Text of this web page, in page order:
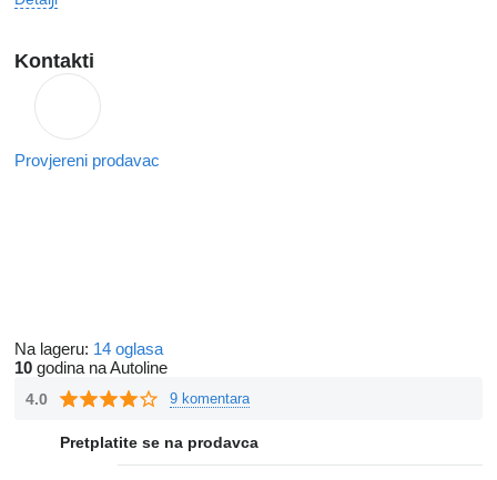
Kontakti
Provjereni prodavac
Na lageru: 14 oglasa
10 godina na Autoline
4.0 9 komentara
Pretplatite se na prodavca